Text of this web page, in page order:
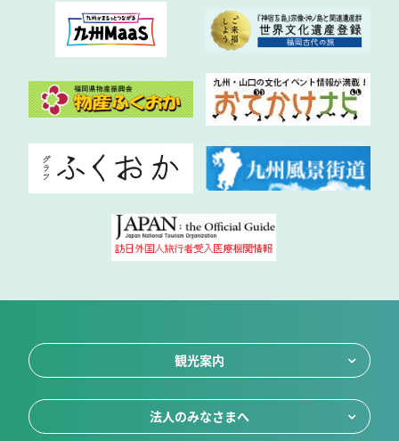
観光案内
法人のみなさまへ